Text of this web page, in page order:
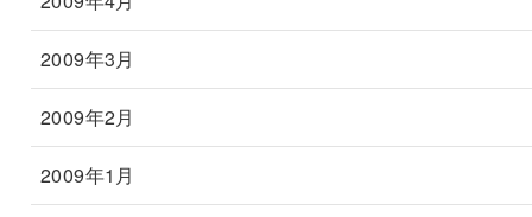
2009年3月
2009年2月
2009年1月